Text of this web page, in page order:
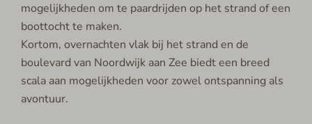
mogelijkheden om te paardrijden op het strand of een
boottocht te maken.
Kortom, overnachten vlak bij het strand en de
boulevard van Noordwijk aan Zee biedt een breed
scala aan mogelijkheden voor zowel ontspanning als
avontuur.